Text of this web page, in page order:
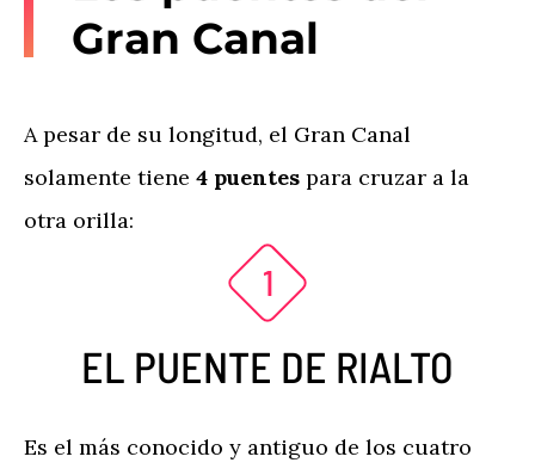
Gran Canal
A pesar de su longitud, el Gran Canal
solamente tiene 4 puentes para cruzar a la
otra orilla:
EL PUENTE DE RIALTO
Es el más conocido y antiguo de los cuatro